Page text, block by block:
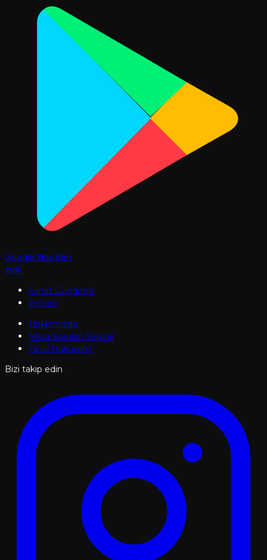
Google Play'den
İndir
Sanat Gündemi
İletişim
Hakkımızda
Sıkça Sorulan Sorular
Yasal Hükümler
Bizi takip edin